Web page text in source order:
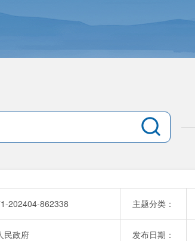
202404-862338 主题分类：
民政府 发布日期：